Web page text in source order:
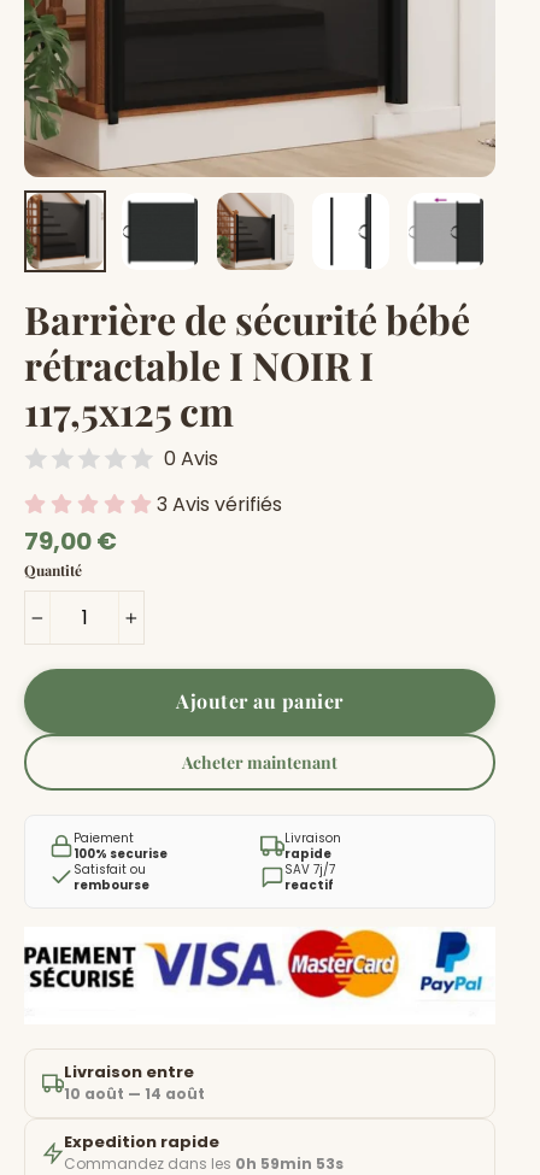
Barrière de sécurité bébé
rétractable I NOIR I
117,5x125 cm
0 Avis
3 Avis vérifiés
Prix
régulier
79,00 €
Quantité
Ajouter au panier
Acheter maintenant
Paiement
100% securise
Livraison
rapide
Satisfait ou
rembourse
SAV 7j/7
reactif
Livraison entre
10 août — 14 août
Expedition rapide
Commandez dans les 0h 59min 51s